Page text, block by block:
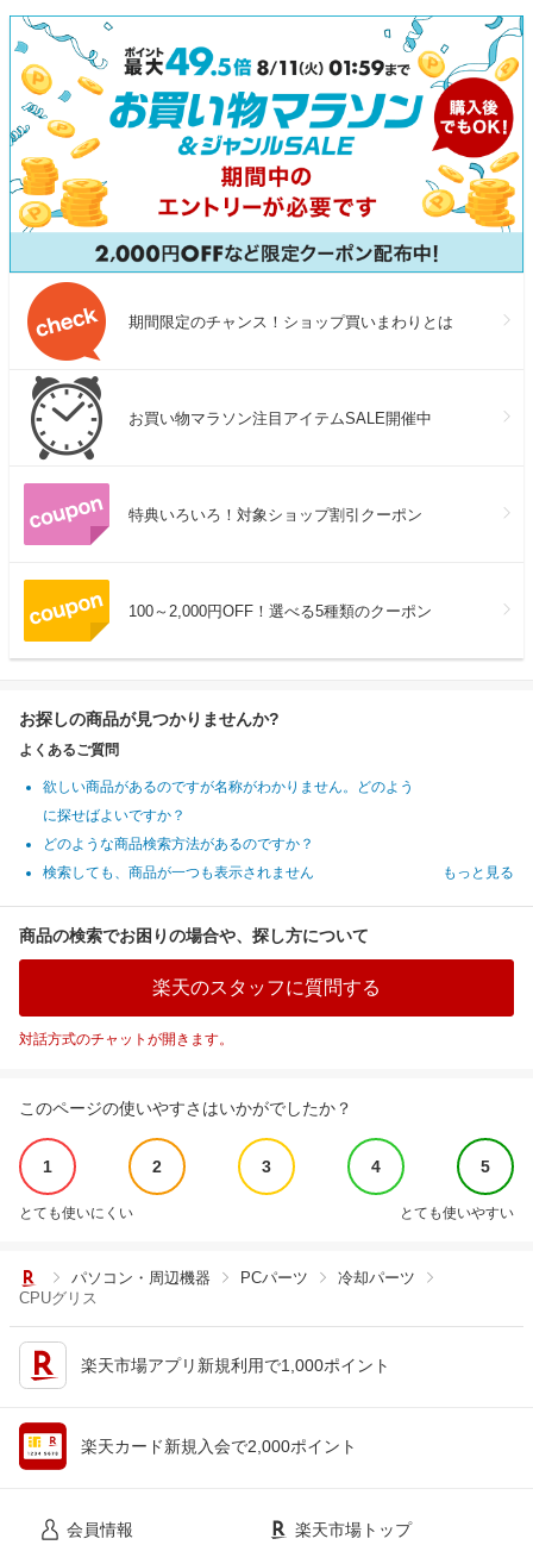
得 美味しい 絶品 魚
期間限定のチャンス！ショップ買いまわりとは
お買い物マラソン注目アイテムSALE開催中
特典いろいろ！対象ショップ割引クーポン
100～2,000円OFF！選べる5種類のクーポン
お探しの商品が見つかりませんか?
よくあるご質問
欲しい商品があるのですが名称がわかりません。どのよう
に探せばよいですか？
どのような商品検索方法があるのですか？
検索しても、商品が一つも表示されません
もっと見る
商品の検索でお困りの場合や、探し方について
楽天のスタッフに質問する
対話方式のチャットが開きます。
このページの使いやすさはいかがでしたか？
1 2 3 4 5
とても使いにくい とても使いやすい
パソコン・周辺機器 PCパーツ
冷却パーツ
CPUグリス
楽天市場アプリ新規利用で1,000ポイント
楽天カード新規入会で2,000ポイント
会員情報 楽天市場トップ